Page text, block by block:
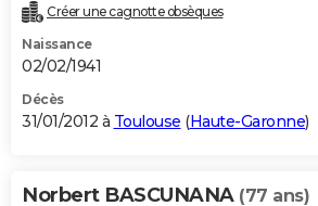
Créer une cagnotte obsèques
Naissance
02/02/1941
Décès
31/01/2012 à Toulouse (Haute-Garonne)
Norbert BASCUNANA (77 ans)